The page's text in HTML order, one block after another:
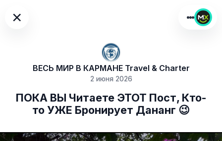
×
ВЕСЬ МИР В КАРМАНЕ Travel & Charter
2 июня 2026
ПОКА ВЫ Читаете ЭТОТ Пост, Кто-
то УЖЕ Бронирует Дананг 😉